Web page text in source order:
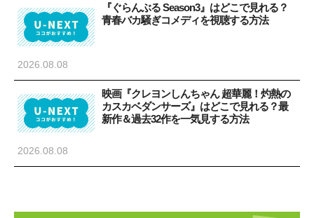
『ぐらんぶる Season3』はどこで見れる？
青春バカ騒ぎコメディを視聴する方法
2026.08.08
映画『クレヨンしんちゃん 超華麗！灼熱の
カスカベダンサーズ』はどこで見れる？最
新作＆過去32作を一気見する方法
2026.08.08